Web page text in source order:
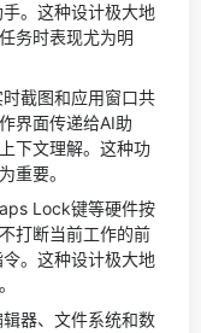
。这种设计极大地
务时表现尤为明
时截图和应用窗口共
界面传递给AI助
下文理解。这种功
重要。
Lock键等硬件按
打断当前工作的前
。这种设计极大地
器、文件系统和数